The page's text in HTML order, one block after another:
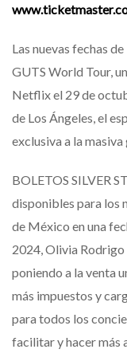
Las nuevas fechas
GUTS World Tour,
Netflix el 29 de
de Los Ángeles, el
exclusiva a la
BOLETOS SILVER
disponibles para los
de México en una
2024, Olivia Rodrigo
poniendo a la venta
más impuestos y
para todos los
facilitar y hacer más